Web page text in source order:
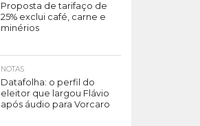
Proposta de tarifaço de
25% exclui café, carne e
minérios
NOTAS
Datafolha: o perfil do
eleitor que largou Flávio
após áudio para Vorcaro